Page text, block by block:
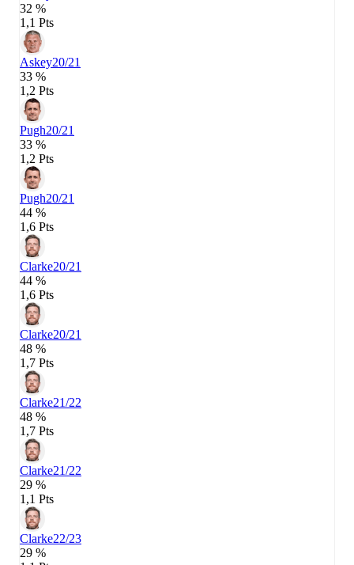
32 %
1,1 Pts
Askey20/21
33 %
1,2 Pts
Pugh20/21
33 %
1,2 Pts
Pugh20/21
44 %
1,6 Pts
Clarke20/21
44 %
1,6 Pts
Clarke20/21
48 %
1,7 Pts
Clarke21/22
48 %
1,7 Pts
Clarke21/22
29 %
1,1 Pts
Clarke22/23
29 %